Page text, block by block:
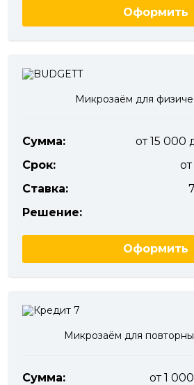
Оформить
Микрозаём для
Сумма:
от 15 000
Срок:
Ставка:
Решение:
Оформить
Микрозаём для
Сумма:
от 1